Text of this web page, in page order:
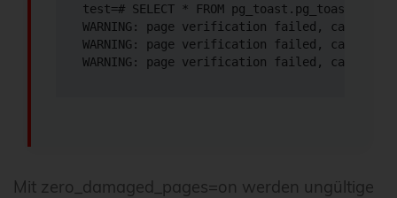
test=# SELECT * FROM
WARNING: page verification failed, calculated
WARNING: page verification failed,
WARNING: page verification failed,
Mit zero_damaged_pages=on werden ungültige